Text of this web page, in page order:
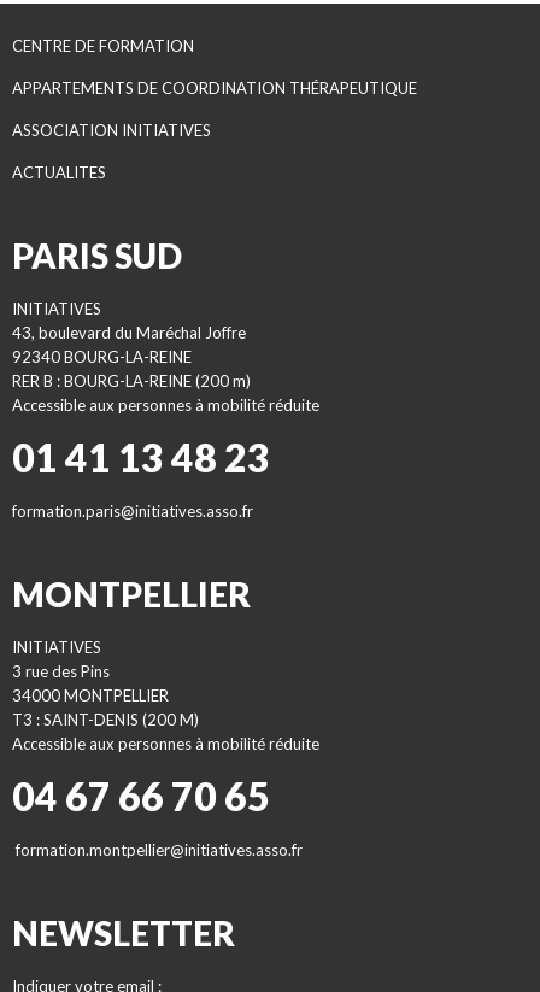
CENTRE DE FORMATION
APPARTEMENTS DE COORDINATION THÉRAPEUTIQUE
ASSOCIATION INITIATIVES
ACTUALITES
PARIS SUD
INITIATIVES
43, boulevard du Maréchal Joffre
92340 BOURG-LA-REINE
RER B : BOURG-LA-REINE (200 m)
Accessible aux personnes à mobilité réduite
01 41 13 48 23
formation.paris@initiatives.asso.fr
MONTPELLIER
INITIATIVES
3 rue des Pins
34000 MONTPELLIER
T3 : SAINT-DENIS (200 M)
Accessible aux personnes à mobilité réduite
04 67 66 70 65
formation.montpellier@initiatives.asso.fr
NEWSLETTER
Indiquer votre email :